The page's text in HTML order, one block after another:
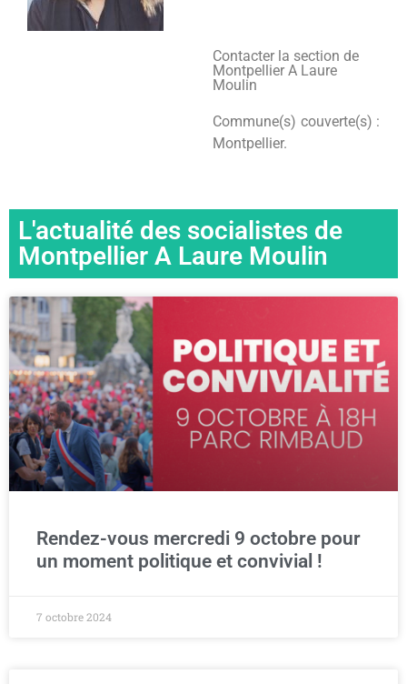
Contacter la section de
Montpellier A Laure
Moulin
Commune(s) couverte(s) :
Montpellier.
L'actualité des socialistes de
Montpellier A Laure Moulin
Rendez-vous mercredi 9 octobre pour
un moment politique et convivial !
7 octobre 2024